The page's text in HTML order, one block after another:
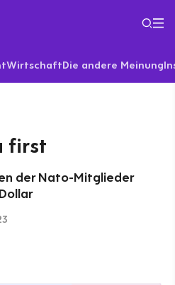
WirtschaftDie andere Meinung
first
der Nato-Mitglieder